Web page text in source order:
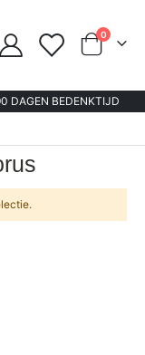
0
DAGEN BEDENKTIJD